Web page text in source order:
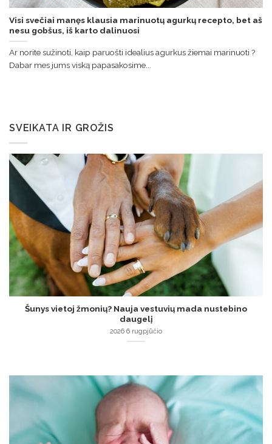
Visi svečiai manęs klausia marinuotų agurkų recepto, bet aš
nesu gobšus, iš karto dalinuosi
Ar norite sužinoti, kaip paruošti idealius agurkus žiemai marinuoti ?
Dabar mes jums viską papasakosime...
SVEIKATA IR GROŽIS
Šunys vietoj žmonių? Nauja vestuvių mada nustebino
daugelį
2026 6 rugpjūčio